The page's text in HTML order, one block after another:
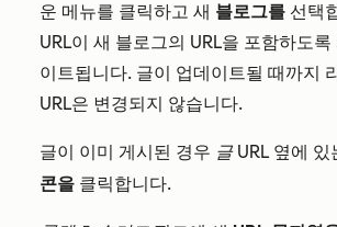
운 메뉴를 클릭하고 새 블로그를 선택
URL이 새 블로그의 URL을 포함하도록
이트됩니다. 글이 업데이트될 때까지
URL은 변경되지 않습니다.
글이 이미 게시된 경우 글 URL 옆에 있
콘을 클릭합니다.